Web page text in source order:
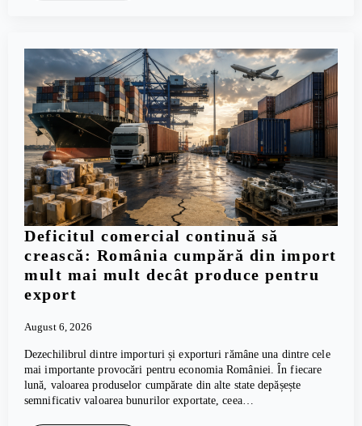
Deficitul comercial continuă să
crească: România cumpără din import
mult mai mult decât produce pentru
export
August 6, 2026
Dezechilibrul dintre importuri și exporturi rămâne una dintre cele
mai importante provocări pentru economia României. În fiecare
lună, valoarea produselor cumpărate din alte state depășește
semnificativ valoarea bunurilor exportate, ceea…